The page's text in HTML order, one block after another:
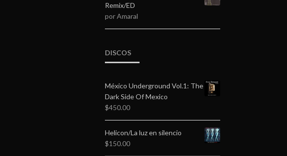
Remix/ED
por Amaral
DISCOS
México Underground Vol.1: The
Dark Side Of Mexico
$450.00
Helicon/La luz en silencio
$150.00